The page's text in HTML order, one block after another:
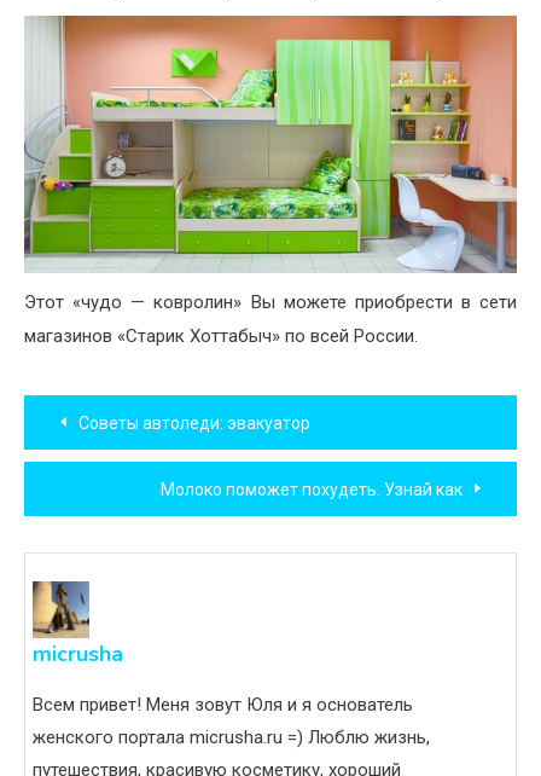
Этот «чудо — ковролин» Вы можете приобрести в сети
магазинов «Старик Хоттабыч» по всей России.
Навигация
по
записям
Советы автоледи: эвакуатор
Молоко поможет похудеть. Узнай как
micrusha
Всем привет! Меня зовут Юля и я основатель
женского портала micrusha.ru =) Люблю жизнь,
путешествия, красивую косметику, хороший